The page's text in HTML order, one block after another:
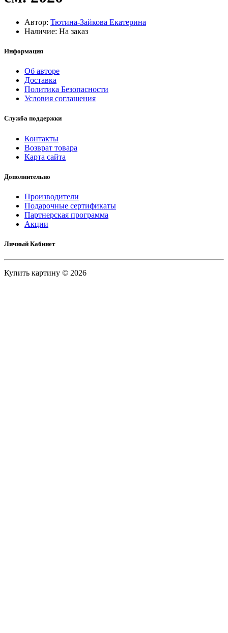
Автор: Тютина-Зайкова Екатерина
Наличие: На заказ
Информация
Об авторе
Доставка
Политика Безопасности
Условия соглашения
Служба поддержки
Контакты
Возврат товара
Карта сайта
Дополнительно
Производители
Подарочные сертификаты
Партнерская программа
Акции
Личный Кабинет
Купить картину © 2026